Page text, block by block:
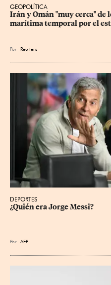
GEOPOLÍTICA
Irán y Omán "muy cerca" de
marítima temporal por el
Por Reu ters
DEPORTES
¿Quién era Jorge Messi?
Por AFP